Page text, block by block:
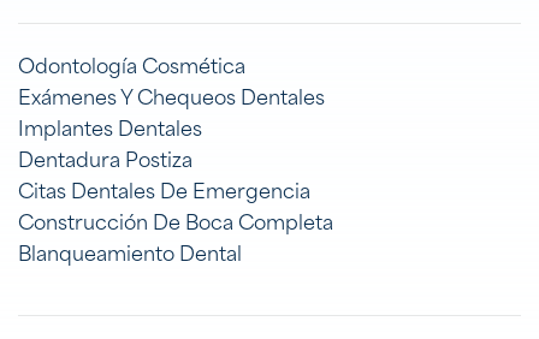
Odontología Cosmética
Exámenes Y Chequeos Dentales
Implantes Dentales
Dentadura Postiza
Citas Dentales De Emergencia
Construcción De Boca Completa
Blanqueamiento Dental